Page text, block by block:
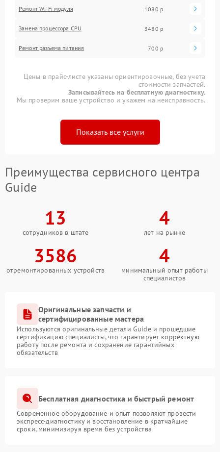
Ремонт Wi-Fi модуля 1080 р
Замена процессора CPU 3480 р
Ремонт разъема питания 700 р
Цены в прайс-листе указаны ориентировочные, без учета
стоимости запчастей.
Записывайтесь на бесплатную диагностику.
Мы проверим ваше устройство и укажем на неисправность.
Показать все услуги
Преимущества сервисного центра
Guide
13
сотрудников в штате
4
лет на рынке
3586
отремонтированных устройств
4
минимальный опыт работы
специалистов
Оригинальные запчасти и
сертифицированные мастера
Используются оригинальные детали Guide и прошедшие
сертификацию специалисты, что гарантирует корректную
работу после ремонта и сохранение гарантийных
обязательств
Бесплатная диагностика и быстрый ремонт
Современное оборудование и опыт позволяют провести
экспресс-диагностику и восстановление в кратчайшие
сроки, минимизируя время без устройства